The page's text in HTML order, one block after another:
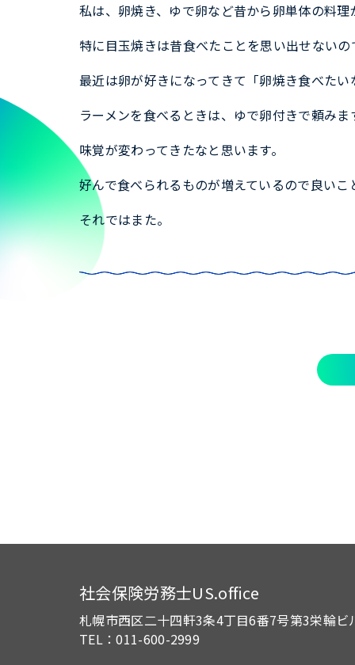
私は、卵焼き、ゆで卵など昔から卵単体の料
特に目玉焼きは昔食べたことを思い出せない
最近は卵が好きになってきて「卵焼き食べた
ラーメンを食べるときは、ゆで卵付きで頼みま
味覚が変わってきたなと思います。
好んで食べられるものが増えているので良いこ
それではまた。
社会保険労務士US.office
札幌市西区二十四軒3条4丁目6番7号第3栄輪ビ
TEL：011-600-2999